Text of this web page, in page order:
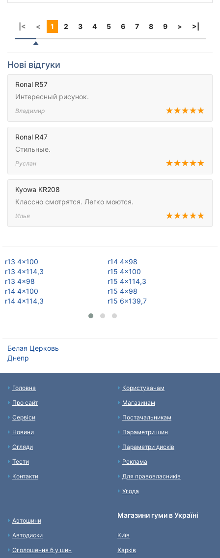
|< < 1 2 3 4 5 6 7 8 9 > >|
Нові відгуки
Ronal R57
Интересный рисунок.
Владимир
Ronal R47
Стильные.
Руслан
Kyowa KR208
Классно смотрятся. Легко моются.
Илья
r13 4x100
r13 4x114,3
r13 4x98
r14 4x100
r14 4x114,3
r14 4x98
r15 4x100
r15 4x114,3
r15 4x98
r15 6x139,7
Белая Церковь
Днепр
Головна
Про сайт
Сервіси
Новини
Огляди
Тести
Контакти
Користувачам
Магазинам
Постачальникам
Параметри шин
Параметри дисків
Реклама
Для правовласників
Угода
Автошини
Автодиски
Оголошення б у шин
Магазини гуми в Україні
Київ
Харків